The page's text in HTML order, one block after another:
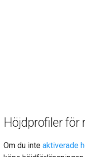
Höjdprofiler
Om du inte aktiverade